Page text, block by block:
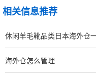
相关信息推荐
休闲羊毛靴品类日本海外仓
海外仓怎么管理